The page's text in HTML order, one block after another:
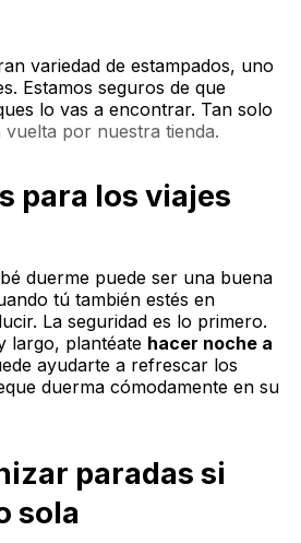
variedad de estampados, uno
Estamos seguros de que
lo vas a encontrar. Tan solo
vuelta por nuestra tienda.
para los viajes
duerme puede ser una buena
tú también estés en
La seguridad es lo primero.
largo, plantéate hacer noche a
ayudarte a refrescar los
duerma cómodamente en su
paradas si
sola